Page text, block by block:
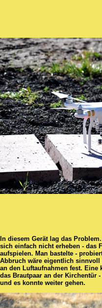
In diesem Gerät lag das
sich einfach nicht erheben - das
aufspielen. Man bastelte -
Abbruch wäre eigentlich sinnvoll
an den Luftaufnahmen fest. Eine
das Brautpaar an der Kirchentür
und es konnte weiter gehen.